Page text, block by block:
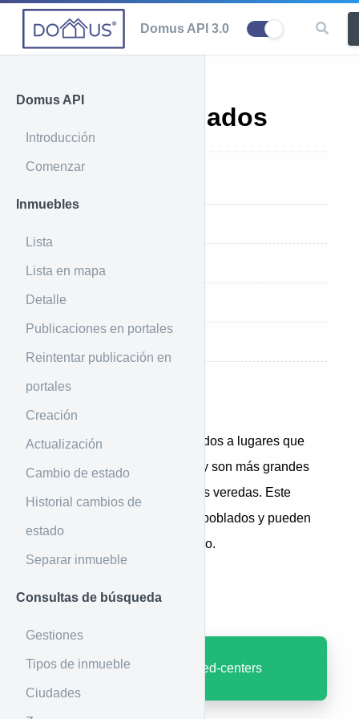
Domus API 3.0
Domus API
Introducción
Comenzar
Inmuebles
Lista
Lista en mapa
Detalle
Publicaciones en portales
Reintentar publicación en
portales
Creación
Actualización
Cambio de estado
Historial cambios de
estado
Separar inmueble
Consultas de búsqueda
Gestiones
Tipos de inmueble
Ciudades
Centros poblados
Parámetros que recibe
Introducción
Se entiende por centros poblados a lugares que
quedan dentro de una ciudad y son más grandes
que los barrios, por ejemplo las veredas. Este
método muestra esos centros poblados y pueden
utilizarse cuando sea necesario.
Ejemplo de uso
GET: /general/populated-centers